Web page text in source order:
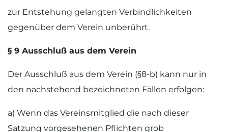
zur Entstehung gelangten Verbindlichkeiten
gegenüber dem Verein unberührt.
§ 9 Ausschluß aus dem Verein
Der Ausschluß aus dem Verein (§8-b) kann nur in
den nachstehend bezeichneten Fällen erfolgen:
a) Wenn das Vereinsmitglied die nach dieser
Satzung vorgesehenen Pflichten grob